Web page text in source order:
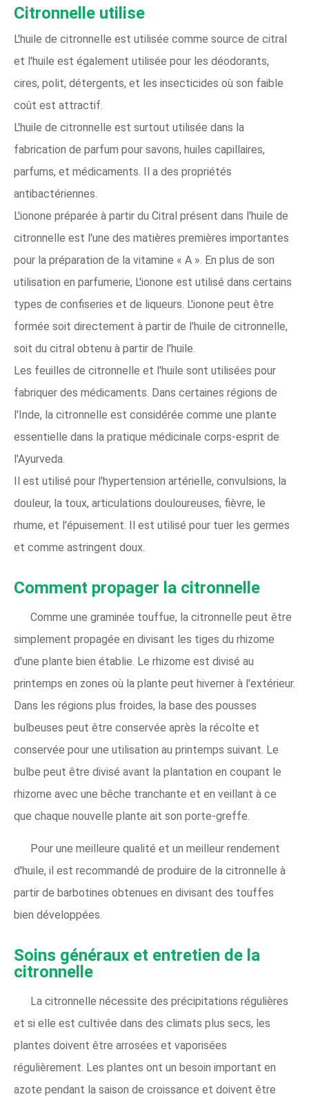
Citronnelle utilise
L'huile de citronnelle est utilisée comme source de citral
et l'huile est également utilisée pour les déodorants,
cires, polit, détergents, et les insecticides où son faible
coût est attractif.
L'huile de citronnelle est surtout utilisée dans la
fabrication de parfum pour savons, huiles capillaires,
parfums, et médicaments. Il a des propriétés
antibactériennes.
L'ionone préparée à partir du Citral présent dans l'huile de
citronnelle est l'une des matières premières importantes
pour la préparation de la vitamine « A ». En plus de son
utilisation en parfumerie, L'ionone est utilisé dans certains
types de confiseries et de liqueurs. L'ionone peut être
formée soit directement à partir de l'huile de citronnelle,
soit du citral obtenu à partir de l'huile.
Les feuilles de citronnelle et l'huile sont utilisées pour
fabriquer des médicaments. Dans certaines régions de
l'Inde, la citronnelle est considérée comme une plante
essentielle dans la pratique médicinale corps-esprit de
l'Ayurveda.
Il est utilisé pour l'hypertension artérielle, convulsions, la
douleur, la toux, articulations douloureuses, fièvre, le
rhume, et l'épuisement. Il est utilisé pour tuer les germes
et comme astringent doux.
Comment propager la citronnelle
Comme une graminée touffue, la citronnelle peut être
simplement propagée en divisant les tiges du rhizome
d'une plante bien établie. Le rhizome est divisé au
printemps en zones où la plante peut hiverner à l'extérieur.
Dans les régions plus froides, la base des pousses
bulbeuses peut être conservée après la récolte et
conservée pour une utilisation au printemps suivant. Le
bulbe peut être divisé avant la plantation en coupant le
rhizome avec une bêche tranchante et en veillant à ce
que chaque nouvelle plante ait son porte-greffe.
Pour une meilleure qualité et un meilleur rendement
d'huile, il est recommandé de produire de la citronnelle à
partir de barbotines obtenues en divisant des touffes
bien développées.
Soins généraux et entretien de la
citronnelle
La citronnelle nécessite des précipitations régulières
et si elle est cultivée dans des climats plus secs, les
plantes doivent être arrosées et vaporisées
régulièrement. Les plantes ont un besoin important en
azote pendant la saison de croissance et doivent être